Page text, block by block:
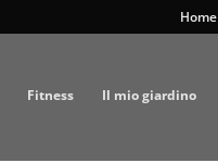
Home
Fitness Il mio giardino